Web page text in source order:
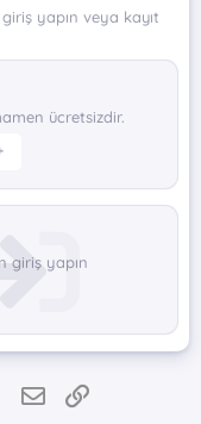
yapın veya kayıt
ücretsizdir.
giriş yapın
WhatsApp
E-posta